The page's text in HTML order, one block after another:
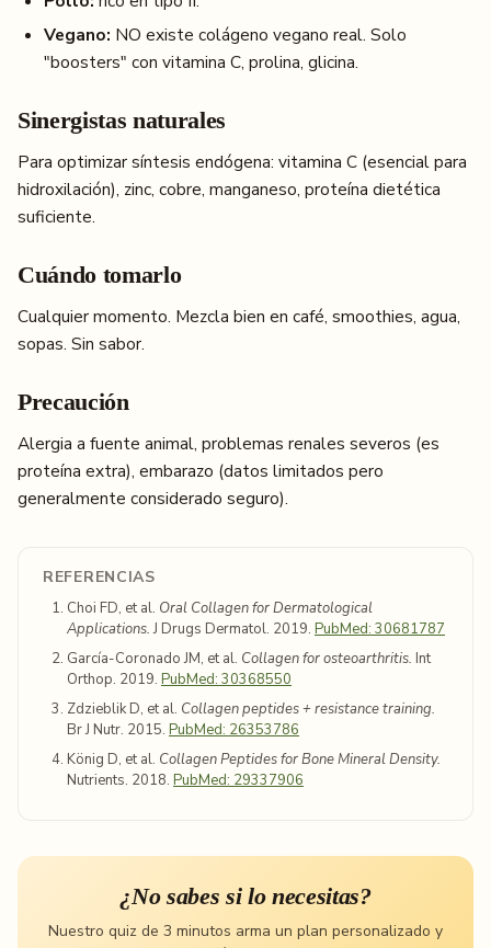
Vegano: NO existe colágeno vegano real. Solo
"boosters" con vitamina C, prolina, glicina.
Sinergistas naturales
Para optimizar síntesis endógena: vitamina C (esencial para
hidroxilación), zinc, cobre, manganeso, proteína dietética
suficiente.
Cuándo tomarlo
Cualquier momento. Mezcla bien en café, smoothies, agua,
sopas. Sin sabor.
Precaución
Alergia a fuente animal, problemas renales severos (es
proteína extra), embarazo (datos limitados pero
generalmente considerado seguro).
REFERENCIAS
Choi FD, et al. Oral Collagen for Dermatological
Applications.J Drugs Dermatol. 2019. PubMed: 30681787
García-Coronado JM, et al. Collagen for osteoarthritis. Int
Orthop. 2019. PubMed: 30368550
Zdzieblik D, et al. Collagen peptides + resistance training.
Br J Nutr. 2015. PubMed: 26353786
König D, et al. Collagen Peptides for Bone Mineral Density.
Nutrients. 2018. PubMed: 29337906
¿No sabes si lo necesitas?
Nuestro quiz de 3 minutos arma un plan personalizado y